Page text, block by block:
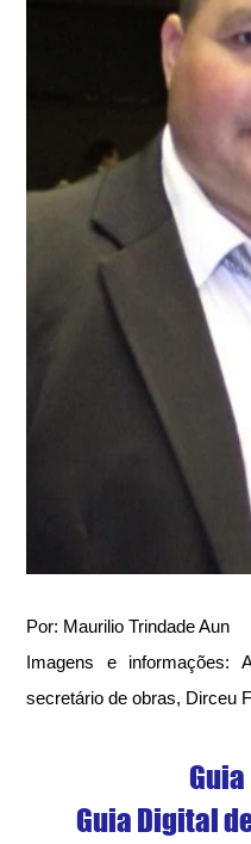
Por: Maurilio Trindade Aun
Imagens e informações:
secretário de obras, Dirceu
Guia Digital